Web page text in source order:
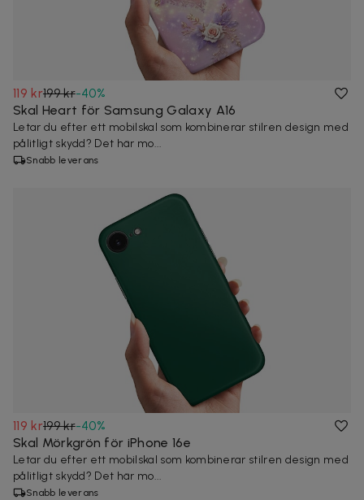
119 kr199 kr-40%
Skal Heart för Samsung Galaxy A16
Letar du efter ett mobilskal som kombinerar stilren design med
pålitligt skydd? Det här mo...
Snabb leverans
119 kr199 kr-40%
Skal Mörkgrön för iPhone 16e
Letar du efter ett mobilskal som kombinerar stilren design med
pålitligt skydd? Det här mo...
Snabb leverans